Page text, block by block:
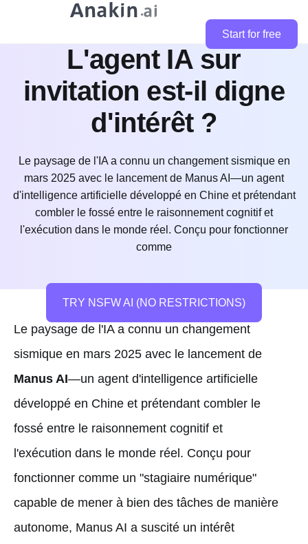
Start for free
Critique de Manus AI :
L'agent IA sur
invitation est-il digne
d'intérêt ?
Le paysage de l'IA a connu un changement sismique en
mars 2025 avec le lancement de Manus AI—un agent
d'intelligence artificielle développé en Chine et prétendant
combler le fossé entre le raisonnement cognitif et
l'exécution dans le monde réel. Conçu pour fonctionner
comme
TRY NSFW AI (NO RESTRICTIONS)
Le paysage de l'IA a connu un changement
sismique en mars 2025 avec le lancement de
Manus AI—un agent d'intelligence artificielle
développé en Chine et prétendant combler le
fossé entre le raisonnement cognitif et
l'exécution dans le monde réel. Conçu pour
fonctionner comme un "stagiaire numérique"
capable de mener à bien des tâches de manière
autonome, Manus AI a suscité un intérêt